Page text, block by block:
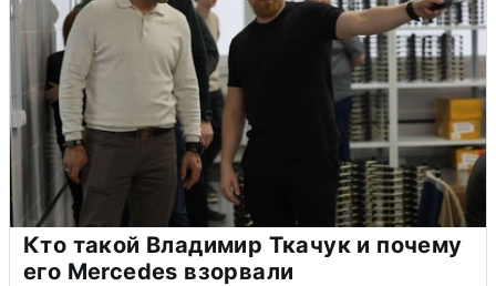
Кто такой Владимир Ткачук и почему
его Mercedes взорвали